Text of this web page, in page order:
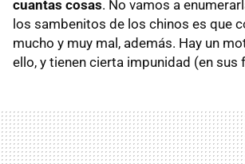
cuantas cosas. No vamos a
los sambenitos de los chinos es que
mucho y muy mal, además. Hay un
ello, y tienen cierta impunidad (en sus